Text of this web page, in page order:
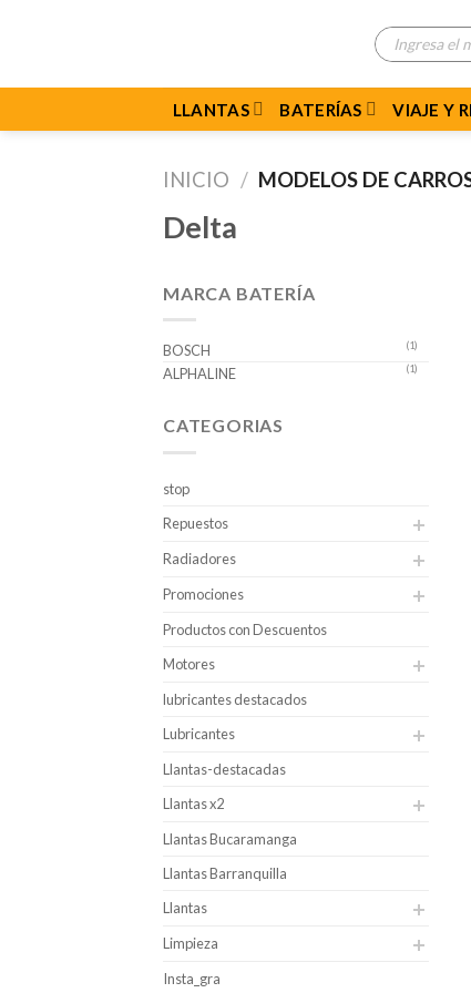
Búsqueda
de
productos
LLANTAS BATERÍAS VIAJE Y
INICIO / MODELOS DE
Delta
MARCA BATERÍA
BOSCH (1)
ALPHALINE (1)
CATEGORIAS
stop
Repuestos
Radiadores
Promociones
Productos con Descuentos
Motores
lubricantes destacados
Lubricantes
Llantas-destacadas
Llantas x2
Llantas Bucaramanga
Llantas Barranquilla
Llantas
Limpieza
Insta_gra